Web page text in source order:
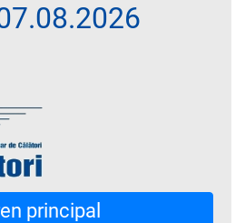
(opțional)
principal